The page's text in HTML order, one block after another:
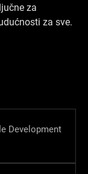
za
za sve.
Development